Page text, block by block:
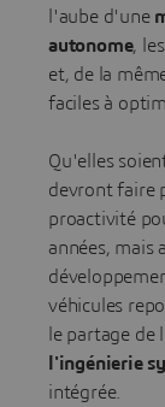
l'aube d'une
autonome,
et, de la
faciles à
Qu'elles
devront faire
proactivité
années, mais
véhicules
le partage
l'ingénierie
intégrée.